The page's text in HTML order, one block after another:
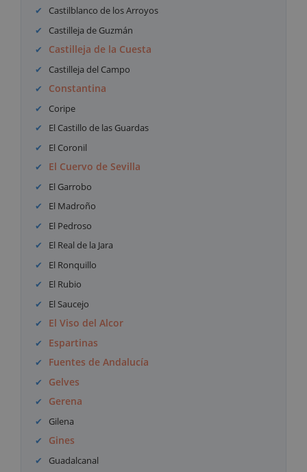
Castilblanco de los Arroyos
Castilleja de Guzmán
Castilleja de la Cuesta
Castilleja del Campo
Constantina
Coripe
El Castillo de las Guardas
El Coronil
El Cuervo de Sevilla
El Garrobo
El Madroño
El Pedroso
El Real de la Jara
El Ronquillo
El Rubio
El Saucejo
El Viso del Alcor
Espartinas
Fuentes de Andalucía
Gelves
Gerena
Gilena
Gines
Guadalcanal